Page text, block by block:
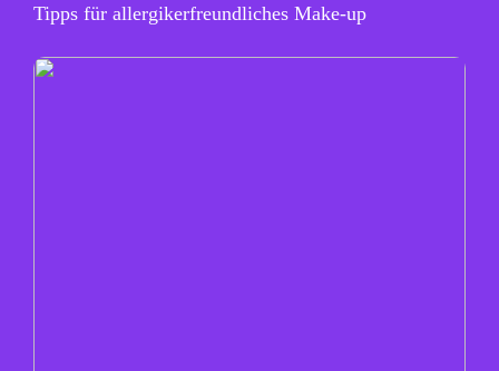
Tipps für allergikerfreundliches Make-up